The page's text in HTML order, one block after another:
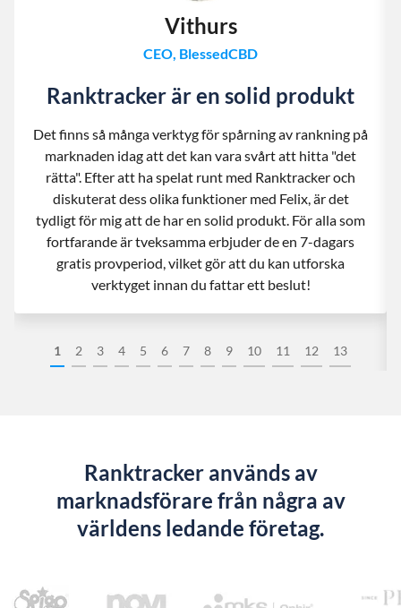
1 2 3 4 5 6 7 8 9 10 11 12 13
Vithurs
CEO, BlessedCBD
Ranktracker är en solid produkt
Det finns så många verktyg för spårning av rankning på
marknaden idag att det kan vara svårt att hitta "det
rätta". Efter att ha spelat runt med Ranktracker och
diskuterat dess olika funktioner med Felix, är det
tydligt för mig att de har en solid produkt. För alla som
fortfarande är tveksamma erbjuder de en 7-dagars
gratis provperiod, vilket gör att du kan utforska
verktyget innan du fattar ett beslut!
Ranktracker används av
marknadsförare från några av
världens ledande företag.